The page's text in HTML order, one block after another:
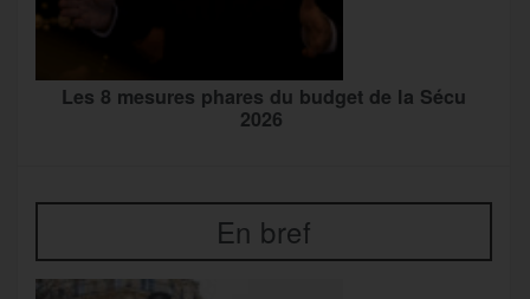
Les 8 mesures phares du budget de la Sécu
2026
En bref